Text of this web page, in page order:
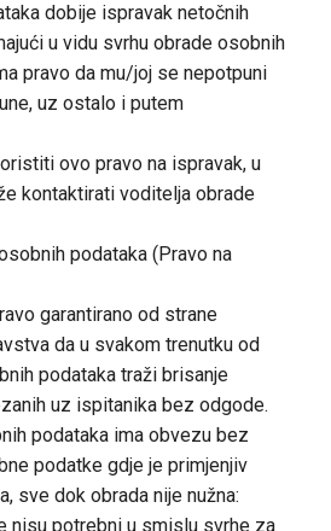
dobije ispravak netočnih
u vidu svrhu obrade osobnih
pravo da mu/joj se nepotpuni
uz ostalo i putem
ovo pravo na ispravak, u
kontaktirati voditelja obrade
podataka (Pravo na
garantirano od strane
da u svakom trenutku od
podataka traži brisanje
uz ispitanika bez odgode.
podataka ima obvezu bez
podatke gdje je primjenjiv
sve dok obrada nije nužna:
nisu potrebni u smislu svrhe za